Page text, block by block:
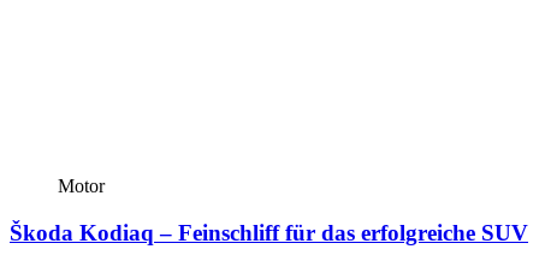
Motor
Škoda Kodiaq – Feinschliff für das erfolgreiche SUV